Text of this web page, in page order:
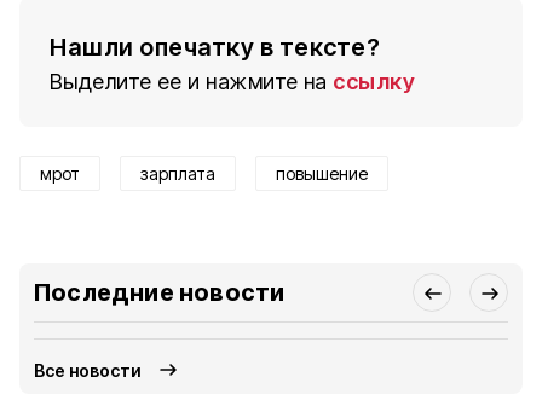
Нашли опечатку в тексте?
Выделите ее и нажмите на ссылку
мрот зарплата повышение
Последние новости
Все новости